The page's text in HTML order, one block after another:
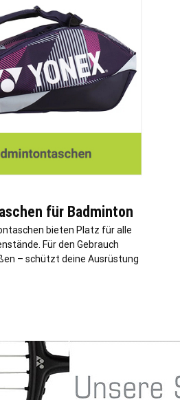
für Badminton
bieten Platz für alle
Für den Gebrauch
– schützt deine Ausrüstung